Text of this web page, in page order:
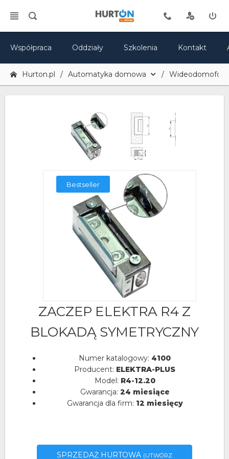
Współpraca Oddziały Szkolenia Kontakt
Hurton.pl Automatyka domowa
Bestseller
ZACZEP ELEKTRA R4 Z
BLOKADĄ SYMETRYCZNY
Numer katalogowy: 4100
Producent: ELEKTRA-PLUS
Model: R4-12.20
Gwarancja: 24 miesiące
Gwarancja dla firm: 12 miesięcy
SPRZEDAŻ HURTOWA (UTWÓRZ